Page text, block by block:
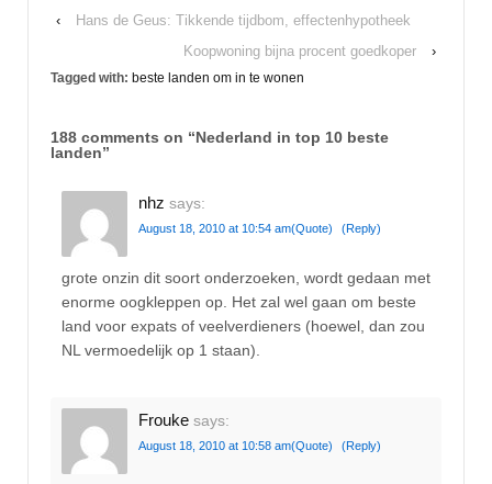
‹
Hans de Geus: Tikkende tijdbom, effectenhypotheek
Koopwoning bijna procent goedkoper
›
Tagged with: beste landen om in te wonen
188 comments on “Nederland in top 10 beste
landen”
nhz says:
August 18, 2010 at 10:54 am(Quote) (Reply)
grote onzin dit soort onderzoeken, wordt gedaan met
enorme oogkleppen op. Het zal wel gaan om beste
land voor expats of veelverdieners (hoewel, dan zou
NL vermoedelijk op 1 staan).
Frouke says:
August 18, 2010 at 10:58 am(Quote) (Reply)